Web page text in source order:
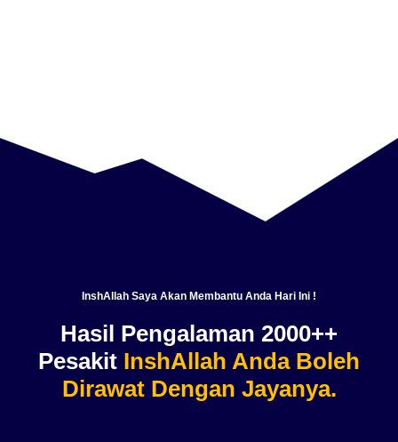
InshAllah Saya Akan Membantu Anda Hari Ini !
Hasil Pengalaman 2000++
Pesakit InshAllah Anda Boleh
Dirawat Dengan Jayanya.